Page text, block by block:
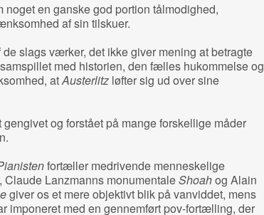
en ganske god portion tålmodighed,
af sin tilskuer.
de slags værker, det ikke giver mening at betragte
med historien, den fælles hukommelse og
atAusterlitzløfter sig ud over sine
og forstået på mange forskellige måder
fortæller medrivende menneskelige
Claude Lanzmanns monumentaleShoahog Alain
giver os et mere objektivt blik på vanviddet, mens
imponeret med en gennemført pov-fortælling, der